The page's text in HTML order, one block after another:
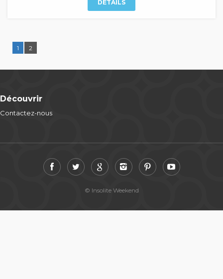
DÉTAILS
1 2
Découvrir
Contactez-nous
© Insolite Weekend